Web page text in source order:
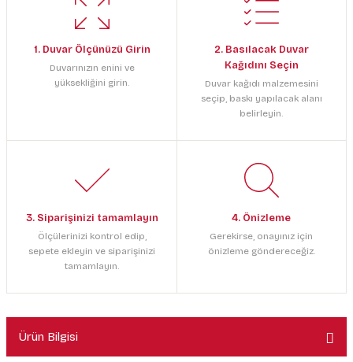
1. Duvar Ölçünüzü Girin
Duvarınızın enini ve
yüksekliğini girin.
2. Basılacak Duvar
Kağıdını Seçin
Duvar kağıdı malzemesini
seçip, baskı yapılacak alanı
belirleyin.
3. Siparişinizi tamamlayın
Ölçülerinizi kontrol edip,
sepete ekleyin ve siparişinizi
tamamlayın.
4. Önizleme
Gerekirse, onayınız için
önizleme göndereceğiz.
Ürün Bilgisi